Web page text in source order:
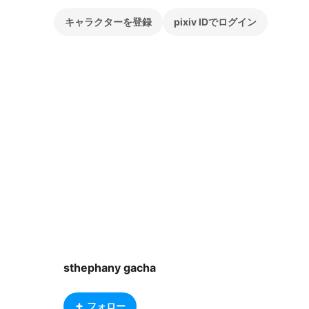
キャラクターを登録 pixiv IDでログイン
sthephany gacha
フォロー